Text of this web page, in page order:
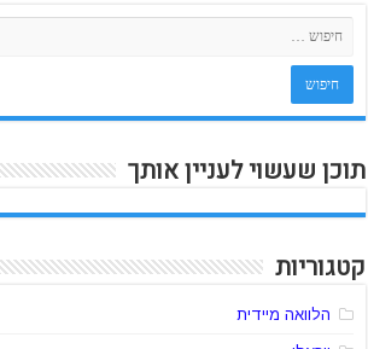
תוכן שעשוי לעניין אותך
קטגוריות
הלוואה מיידית